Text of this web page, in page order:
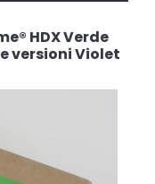
HDX Verde
versioni Violet